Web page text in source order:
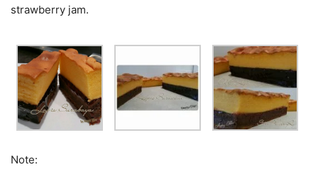
strawberry jam.
Note: